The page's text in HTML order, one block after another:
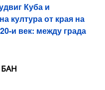
Куба и
култура от края на
и век: между града